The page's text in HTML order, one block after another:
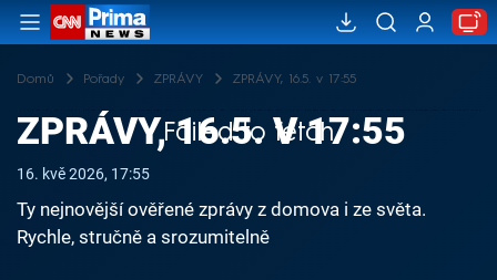
Domů Pořady ZPRÁVY ZPRÁVY, 16.5. v 17:55
Failed to fetch
ZPRÁVY, 16.5. V 17:55
16. kvě 2026, 17:55
Ty nejnovější ověřené zprávy z domova i ze světa.
Rychle, stručně a srozumitelně